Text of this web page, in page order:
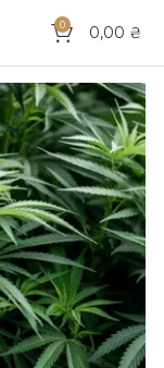
0 0,00 ₴